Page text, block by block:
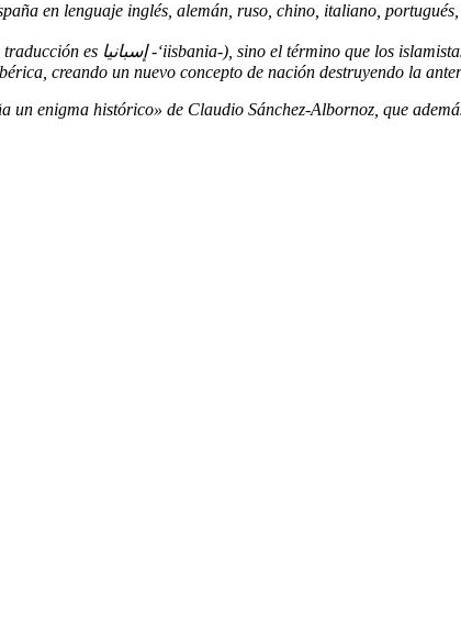
en lenguaje inglés, alemán, ruso, chino, italiano,
creando un nuevo concepto de nación destruyendo la
un enigma histórico» de Claudio Sánchez-Albornoz, que